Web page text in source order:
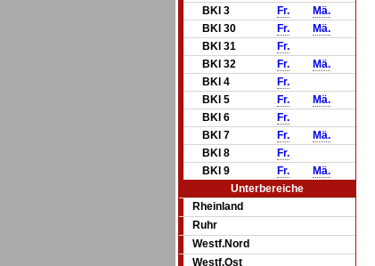
BKl 3
Fr.
Mä.
BKl 30
Fr.
Mä.
BKl 31
Fr.
BKl 32
Fr.
Mä.
BKl 4
Fr.
BKl 5
Fr.
Mä.
BKl 6
Fr.
BKl 7
Fr.
Mä.
BKl 8
Fr.
BKl 9
Fr.
Mä.
Unterbereiche
Rheinland
Ruhr
Westf.Nord
Westf.Ost